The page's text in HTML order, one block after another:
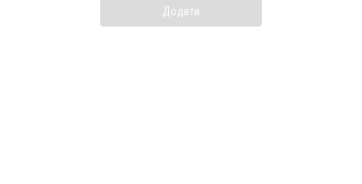
Додати